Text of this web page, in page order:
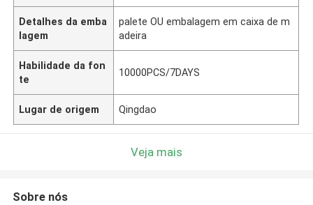
Detalhes da emba
lagem
palete OU embalagem em caixa de m
adeira
Habilidade da fon
te
10000PCS/7DAYS
Lugar de origem Qingdao
Veja mais
Sobre nós